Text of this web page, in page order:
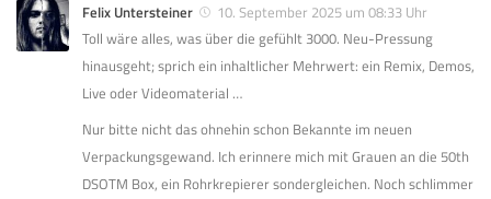
Felix Untersteiner
10. September 2025 um 08:33 Uhr
Toll wäre alles, was über die gefühlt 3000. Neu-Pressung
hinausgeht; sprich ein inhaltlicher Mehrwert: ein Remix, Demos,
Live oder Videomaterial …
Nur bitte nicht das ohnehin schon Bekannte im neuen
Verpackungsgewand. Ich erinnere mich mit Grauen an die 50th
DSOTM Box, ein Rohrkrepierer sondergleichen. Noch schlimmer